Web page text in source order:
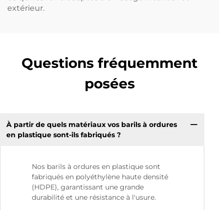
extérieur.
Questions fréquemment
posées
À partir de quels matériaux vos barils à ordures
en plastique sont-ils fabriqués ?
Nos barils à ordures en plastique sont
fabriqués en polyéthylène haute densité
(HDPE), garantissant une grande
durabilité et une résistance à l'usure.